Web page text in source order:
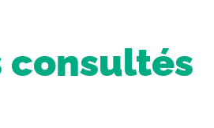
consultés